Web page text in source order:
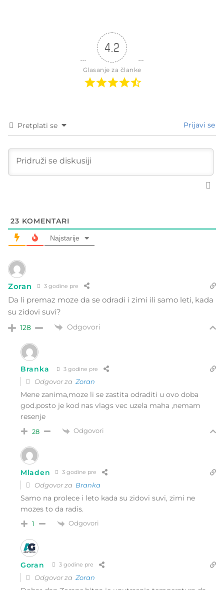
4.2
Glasanje za članke
Pretplati se Prijavi se
23 KOMENTARI
Najstarije
Zoran 3 godine pre
Da li premaz moze da se odradi i zimi ili samo leti, kada
su zidovi suvi?
128 Odgovori
Branka 3 godine pre
Odgovor za Zoran
Mene zanima,moze li se zastita odraditi u ovo doba
god.posto je kod nas vlags vec uzela maha ,nemam
resenje
28 Odgovori
Mladen 3 godine pre
Odgovor za Branka
Samo na prolece i leto kada su zidovi suvi, zimi ne
mozes to da radis.
1 Odgovori
Goran 3 godine pre
Odgovor za Zoran